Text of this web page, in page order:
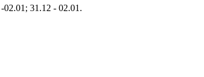
02.01; 31.12 - 02.01.